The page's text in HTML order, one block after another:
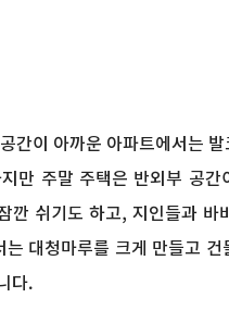
간이 아까운 아파트에서는
만 주말 주택은 반외부 공
깐 쉬기도 하고, 지인들과 바
는 대청마루를 크게 만들고
다.